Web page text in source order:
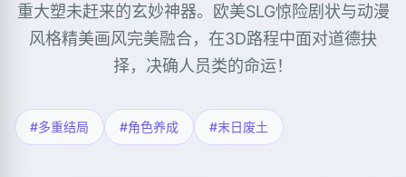
重大塑未赶来的玄妙神器。欧美SLG惊险剧状与动漫
风格精美画风完美融合，在3D路程中面对道德抉
择，决确人员类的命运！
#多重结局 #角色养成 #末日废土